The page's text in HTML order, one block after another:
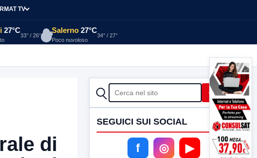
TV
27°C
33° / 26°
Salerno 27°C
Poco nuvoloso
34° / 27°
di
CERCA Cerca
SEGUICI SUI SOCIAL
f ◎ ▶